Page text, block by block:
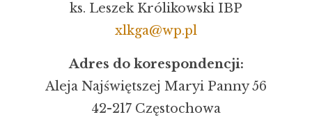
ks. Leszek Królikowski IBP
xlkga@wp.pl
Adres do korespondencji:
Aleja Najświętszej Maryi Panny 56
42-217 Częstochowa